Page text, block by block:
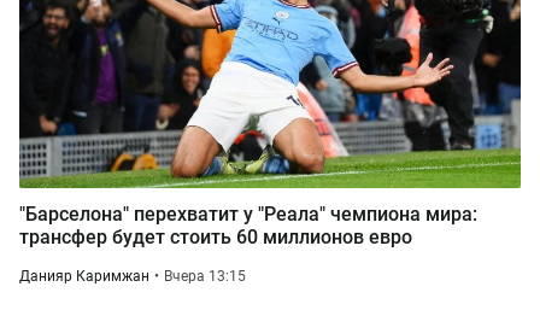
"Барселона" перехватит у "Реала" чемпиона мира:
трансфер будет стоить 60 миллионов евро
Данияр Каримжан Вчера 13:15